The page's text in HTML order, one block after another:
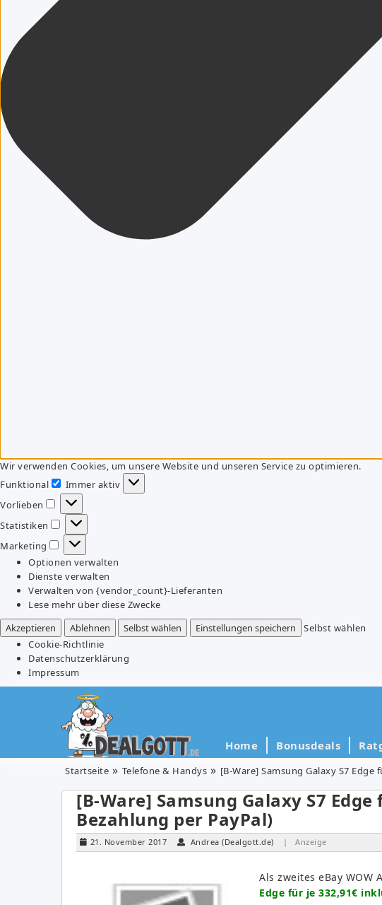
Wir verwenden Cookies, um unsere Website und unseren Service zu optimieren.
Funktional
Funktional
Immer aktiv
Vorlieben
Vorlieben
Statistiken
Statistiken
Marketing
Marketing
Optionen verwalten
Dienste verwalten
Verwalten von {vendor_count}-Lieferanten
Lese mehr über diese Zwecke
Akzeptieren
Ablehnen Selbst wählen Einstellungen speichern
Selbst wählen
Cookie-Richtlinie
Datenschutzerklärung
Impressum
Home Bonusdeals
Startseite Telefone & Handys [B-Ware] Samsung Galaxy S7
[B-Ware] Samsung Galaxy S7
Bezahlung per PayPal)
21. November 2017 Andrea (Dealgott.de) | Anzeige
Als zweites eBay WOW
Edge für je 332,91€